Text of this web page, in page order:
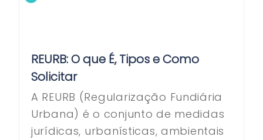
REURB: O que É, Tipos e Como
Solicitar
A REURB (Regularização Fundiária
Urbana) é o conjunto de medidas
jurídicas, urbanísticas, ambientais